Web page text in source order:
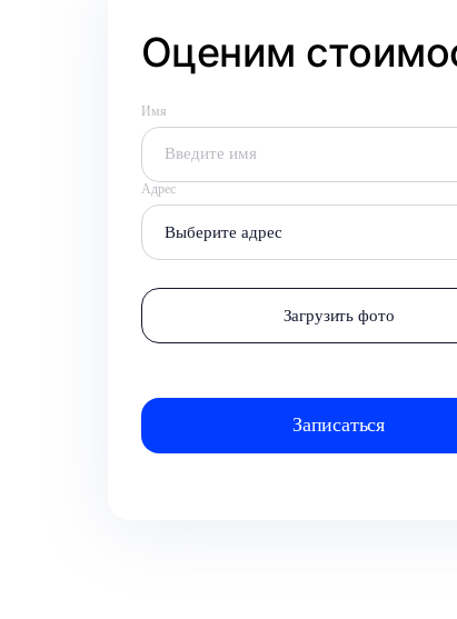
Оценим
Имя
Адрес
Выберите адрес
Загрузить фото